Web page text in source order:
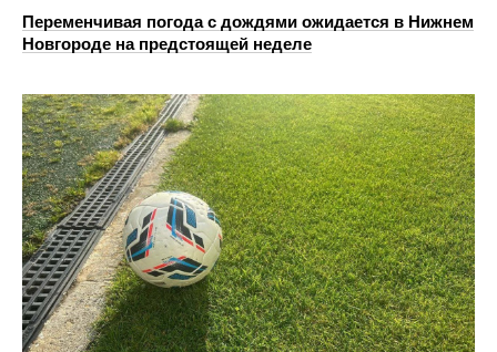
Переменчивая погода с дождями ожидается в Нижнем
Новгороде на предстоящей неделе